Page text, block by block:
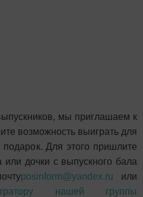
мы приглашаем к
возможность выиграть для
Для этого пришлите
дочки с выпускного бала
posinform@yandex.ru или
нашей группы